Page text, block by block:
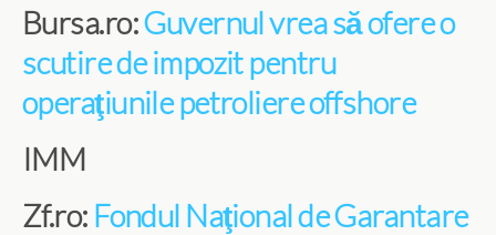
Bursa.ro:Guvernul vrea să ofere o
scutire de impozit pentru
operaţiunile petroliere offshore
IMM
Zf.ro: Fondul Naţional de Garantare